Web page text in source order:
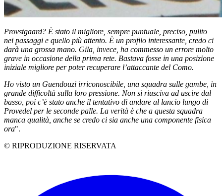
Provstgaard? È stato il migliore, sempre puntuale, preciso, pulito
nei passaggi e quello più attento. È un profilo interessante, credo ci
darà una grossa mano. Gila, invece, ha commesso un errore molto
grave in occasione della prima rete. Bastava fosse in una posizione
iniziale migliore per poter recuperare l’attaccante del Como.
Ho visto un Guendouzi irriconoscibile, una squadra sulle gambe, in
grande difficoltà sulla loro pressione. Non si riusciva ad uscire dal
basso, poi c’è stato anche il tentativo di andare al lancio lungo di
Provedel per le seconde palle. La verità è che a questa squadra
manca qualità, anche se credo ci sia anche una componente fisica
ora".
© RIPRODUZIONE RISERVATA